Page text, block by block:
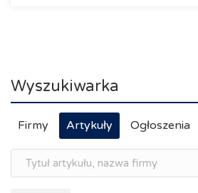
Wyszukiwarka
Firmy Artykuły Ogłoszenia